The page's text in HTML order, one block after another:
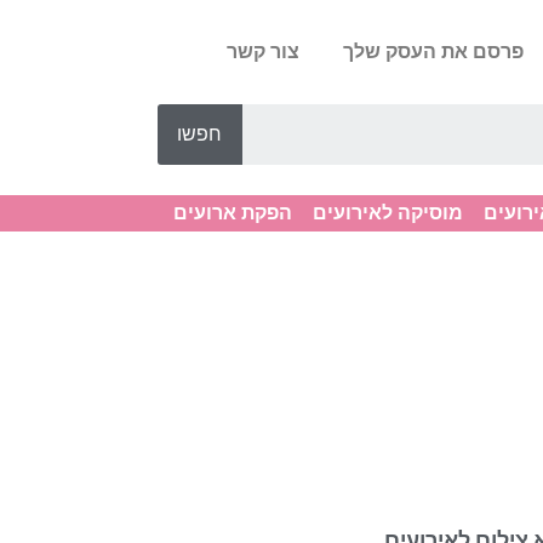
פרסם את העסק שלך צור קשר
חפשו
מוסיקה לאירועים הפקת ארועים